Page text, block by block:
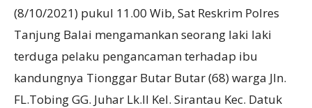
(8/10/2021) pukul 11.00 Wib, Sat Reskrim Polres
Tanjung Balai mengamankan seorang laki laki
terduga pelaku pengancaman terhadap ibu
kandungnya Tionggar Butar Butar (68) warga Jln.
FL.Tobing GG. Juhar Lk.II Kel. Sirantau Kec. Datuk